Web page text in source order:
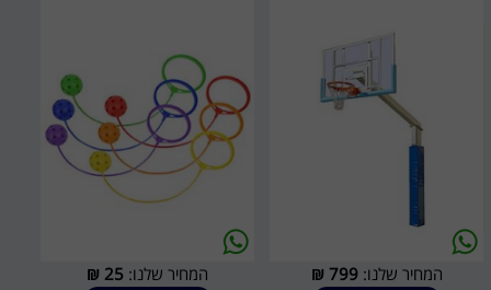
המחיר שלנו:799
₪
המחיר שלנו: 25
₪